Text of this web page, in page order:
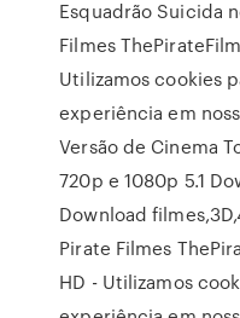
Esquadrão Suicida
Filmes
Utilizamos cookies
experiência em
Versão de Cinema
720p e 1080p 5.1
Download
Pirate Filmes
HD - Utilizamos